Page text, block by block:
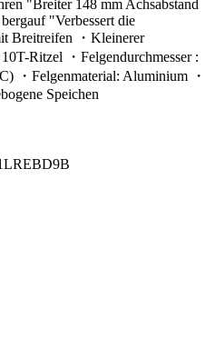
"Breiter 148 mm Achsabstand
"Verbessert die
Breitreifen ・Kleinerer
Ritzel ・Felgendurchmesser :
・Felgenmaterial: Aluminium ・
Speichen